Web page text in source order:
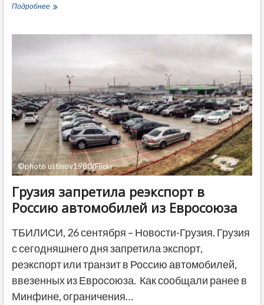
ПодробнееУроженка
Берлине
©photo ustinov1980/Flickr
Грузия запретила реэкспорт в
Россию автомобилей из Евросоюза
ТБИЛИСИ, 26 сентября – Новости-Грузия. Грузия
с сегодняшнего дня запретила экспорт,
реэкспорт или транзит в Россию автомобилей,
ввезенных из Евросоюза. Как сообщали ранее в
Минфине, ограничения…